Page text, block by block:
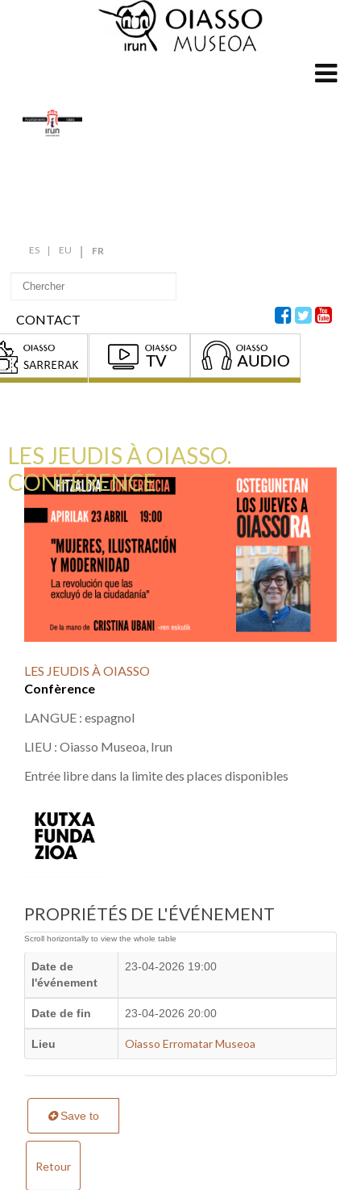
ES EU FR
CONTACT
LES JEUDIS À OIASSO.
CONFÉRENCE
LES JEUDIS À OIASSO
Confèrence
LANGUE : espagnol
LIEU : Oiasso Museoa, Irun
Entrée libre dans la limite des places disponibles
PROPRIÉTÉS DE L'ÉVÉNEMENT
Date de
l'événement
23-04-2026 19:00
Date de fin 23-04-2026 20:00
Lieu Oiasso Erromatar Museoa
Save to
Retour